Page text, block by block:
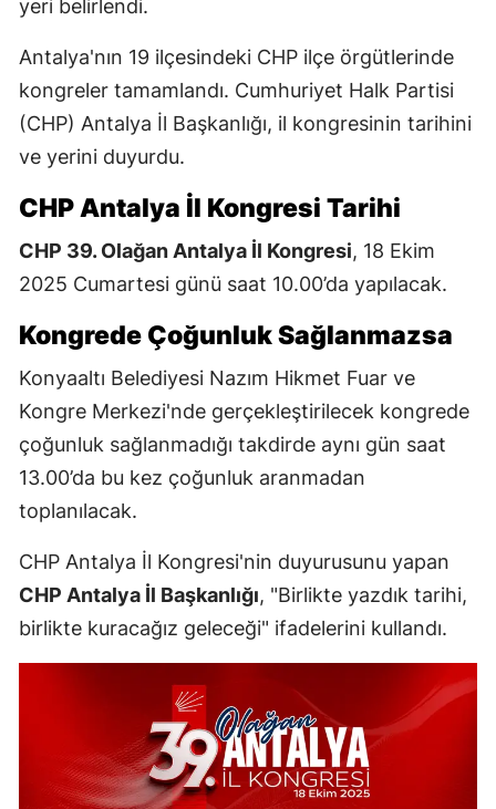
yeri belirlendi.
Antalya'nın 19 ilçesindeki CHP ilçe örgütlerinde
kongreler tamamlandı. Cumhuriyet Halk Partisi
(CHP) Antalya İl Başkanlığı, il kongresinin tarihini
ve yerini duyurdu.
CHP Antalya İl Kongresi Tarihi
CHP 39. Olağan Antalya İl Kongresi, 18 Ekim
2025 Cumartesi günü saat 10.00’da yapılacak.
Kongrede Çoğunluk Sağlanmazsa
Konyaaltı Belediyesi Nazım Hikmet Fuar ve
Kongre Merkezi'nde gerçekleştirilecek kongrede
çoğunluk sağlanmadığı takdirde aynı gün saat
13.00’da bu kez çoğunluk aranmadan
toplanılacak.
CHP Antalya İl Kongresi'nin duyurusunu yapan
CHP Antalya İl Başkanlığı, "Birlikte yazdık tarihi,
birlikte kuracağız geleceği" ifadelerini kullandı.